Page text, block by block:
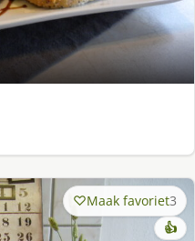
Maak favoriet3
👍